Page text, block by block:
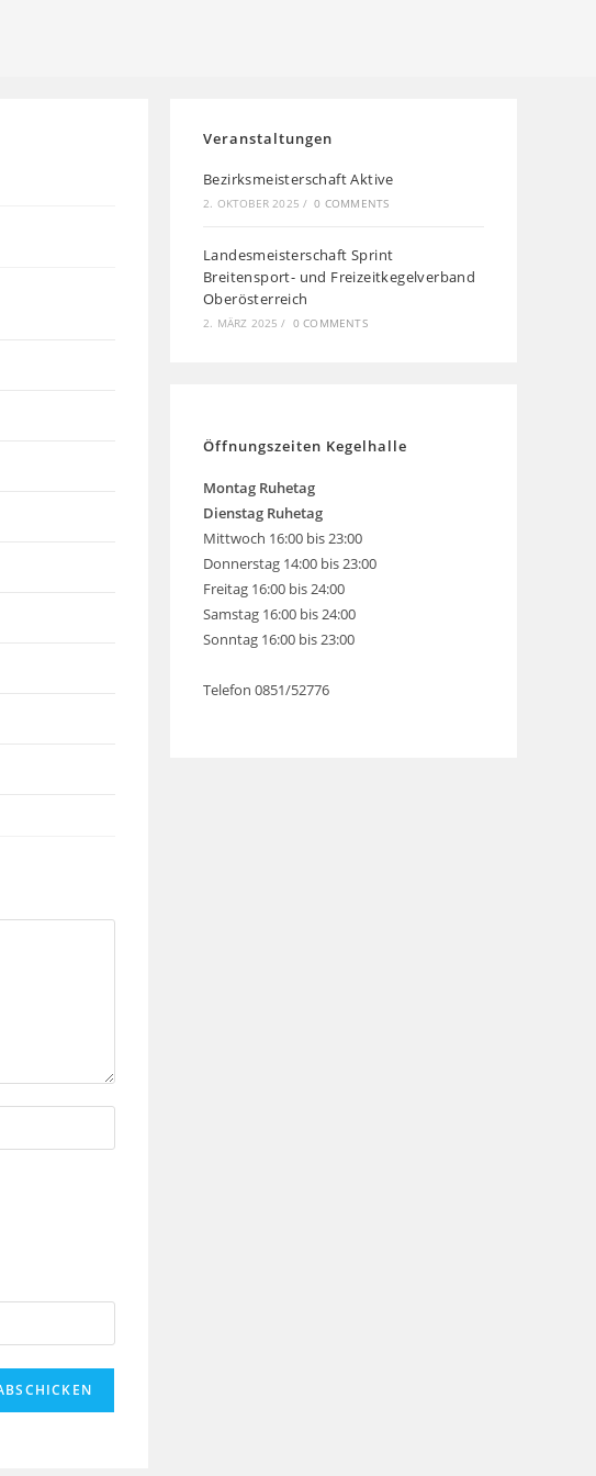
Veranstaltungen
Bezirksmeisterschaft Aktive
2. OKTOBER 2025 / 0 COMMENTS
Landesmeisterschaft Sprint
Breitensport- und Freizeitkegelverband
Oberösterreich
2. MÄRZ 2025 / 0 COMMENTS
Öffnungszeiten Kegelhalle
Montag Ruhetag
Dienstag Ruhetag
Mittwoch 16:00 bis 23:00
Donnerstag 14:00 bis 23:00
Freitag 16:00 bis 24:00
Samstag 16:00 bis 24:00
Sonntag 16:00 bis 23:00
Telefon 0851/52776